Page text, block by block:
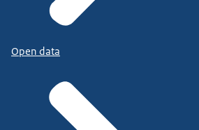
Open data